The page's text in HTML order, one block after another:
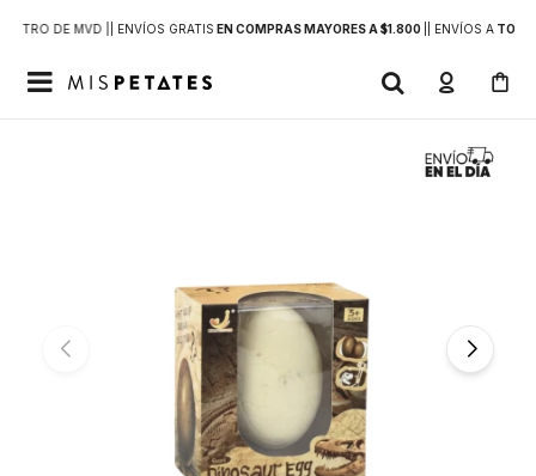
DE MVD | | ENVÍOS GRATIS EN COMPRAS MAYORES A $1.800 | ENVÍOS ATODO
